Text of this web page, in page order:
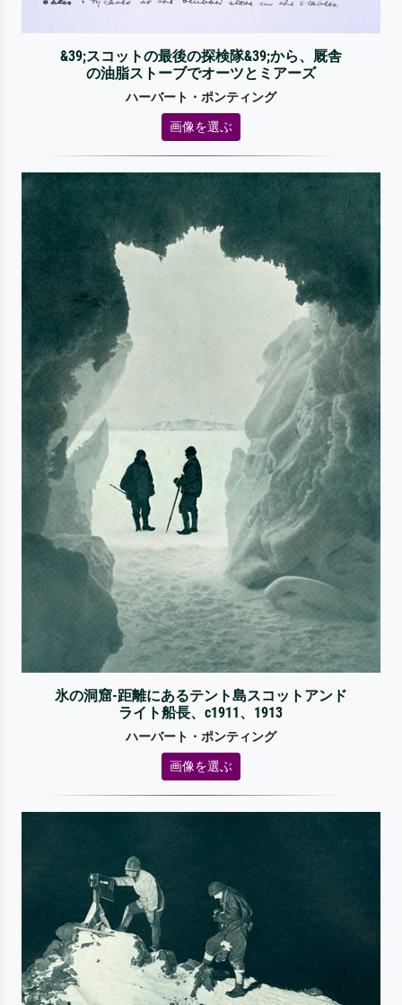
&39;スコットの最後の探検隊&39;から、厩舎
の油脂ストーブでオーツとミアーズ
ハーバート・ポンティング
画像を選ぶ
氷の洞窟-距離にあるテント島スコットアンド
ライト船長、c1911、1913
ハーバート・ポンティング
画像を選ぶ